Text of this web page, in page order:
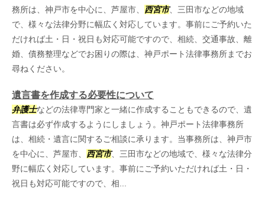
務所は、神戸市を中心に、芦屋市、 西宮市、三田市などの地域
で、様々な法律分野に幅広く対応しています。事前にご予約いた
だければ土・日・祝日も対応可能ですので、相続、交通事故、離
婚、債務整理などでお困りの際は、神戸ポート法律事務所までお
尋ねください。
遺言書を作成する必要性について
弁護士などの法律専門家と一緒に作成することもできるので、遺
言書は必ず作成するようにしましょう。神戸ポート法律事務所
は、相続・遺言に関するご相談に承ります。当事務所は、神戸市
を中心に、芦屋市、 西宮市、三田市などの地域で、様々な法律分
野に幅広く対応しています。事前にご予約いただければ土・日・
祝日も対応可能ですので、相...